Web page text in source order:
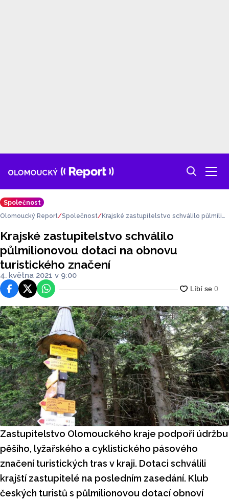
Společnost
Olomoucký Report Společnost
Krajské zastupitelstvo schválilo půlmilio
ení
Krajské zastupitelstvo schválilo
půlmilionovou dotaci na obnovu
turistického značení
4. května 2021 v 9:00
FacebookPlatforma X
WhatsApp
Zastupitelstvo Olomouckého kraje podpoří údržbu
pěšího, lyžařského a cyklistického pásového
značení turistických tras v kraji. Dotaci schválili
krajští zastupitelé na posledním zasedání. Klub
českých turistů s půlmilionovou dotací obnoví